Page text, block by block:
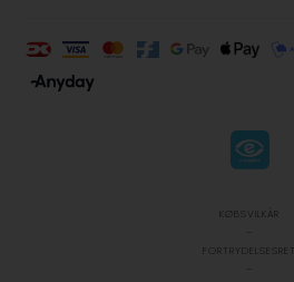
KØBSVILKÅR
FORTRYDELSESRET